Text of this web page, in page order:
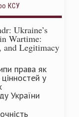
КСУ
Ukraine’s
Wartime:
and Legitimacy
права як
у
України